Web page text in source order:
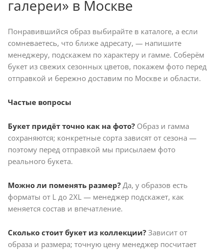
галереи» в Москве
Понравившийся образ выбирайте в каталоге, а если
сомневаетесь, что ближе адресату, — напишите
менеджеру, подскажем по характеру и гамме. Соберём
букет из свежих сезонных цветов, покажем фото перед
отправкой и бережно доставим по Москве и области.
Частые вопросы
Букет придёт точно как на фото? Образ и гамма
сохраняются; конкретные сорта зависят от сезона —
поэтому перед отправкой мы присылаем фото
реального букета.
Можно ли поменять размер? Да, у образов есть
форматы от L до 2XL — менеджер подскажет, как
меняется состав и впечатление.
Сколько стоит букет из коллекции? Зависит от
образа и размера; точную цену менеджер посчитает